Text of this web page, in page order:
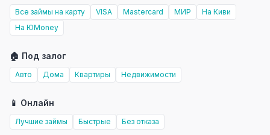
Все займы на карту VISA Mastercard МИР
На Киви
На ЮMoney
🏠 Под залог
Авто Дома Квартиры Недвижимости
📱 Онлайн
Лучшие займы Быстрые Без отказа